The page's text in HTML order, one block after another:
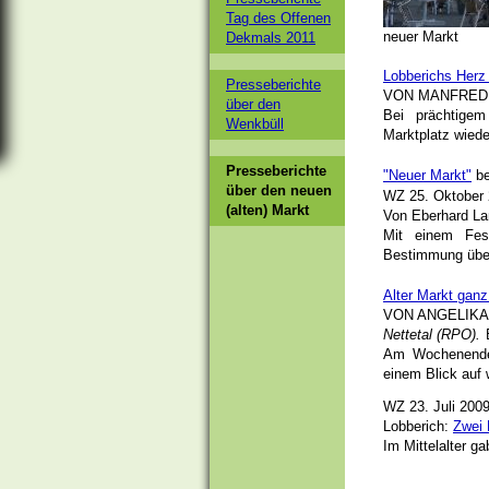
neuer Markt
Lobberichs
VON
Bei
Marktplatz
"Neuer Markt"
WZ 25. Oktober
Von Eberhard
Mit einem
Bestimmung
Alter Markt
VON
Nettetal (RPO).
Am
einem Blick auf
WZ 23. Juli 2009
Lobberich: Zwei
Im Mittelalter
Tag des Offenen
Dekmals 2011
Presseberichte
über den
Wenkbüll
Presseberichte
über den neuen
(alten) Markt
Buchvorstellung "Samt und Seide" "Land und Leute"
Vom Brunnen zum Wasserspiel